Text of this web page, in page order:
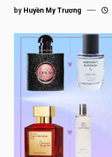
by Huyền My Trương